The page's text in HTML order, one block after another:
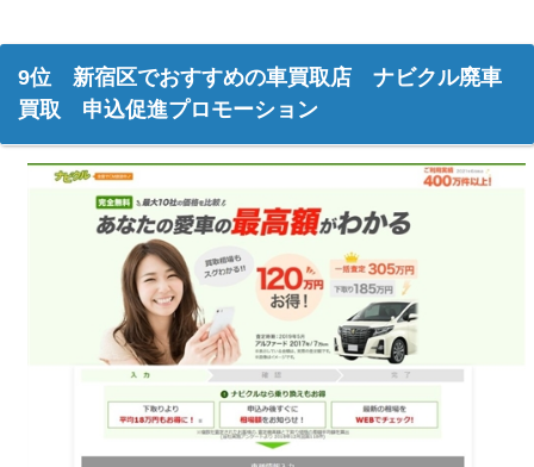
9位 新宿区でおすすめの車買取店 ナビクル廃車
買取 申込促進プロモーション